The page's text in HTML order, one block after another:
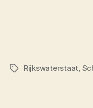
TagsRijkswaterstaat